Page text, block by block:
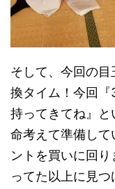
そして、今回の
換タイム！今回
持ってきてね』
命考えて準備し
ントを買いに回
ってた以上に見